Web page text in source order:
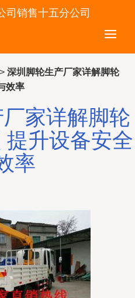
司销售十五分公司
> 深圳脚轮生产厂家详解脚轮
效率
家详解脚轮
升设备安全
率